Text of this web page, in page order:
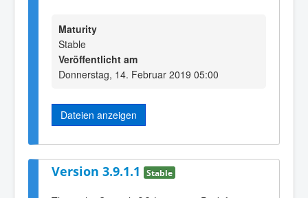
Maturity
Stable
Veröffentlicht am
Donnerstag, 14. Februar 2019 05:00
Dateien anzeigen
Version 3.9.1.1 Stable